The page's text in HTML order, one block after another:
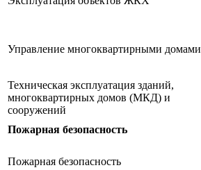
Управление многоквартирными домами
Техническая эксплуатация зданий,
многоквартирных домов (МКД) и
сооружений
Пожарная безопасность
Пожарная безопасность